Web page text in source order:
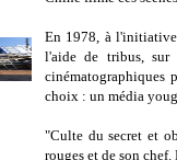
En 1978, à
l'aide de tribus,
cinématographiques
choix : un média
"Culte du secret et
rouges et de son